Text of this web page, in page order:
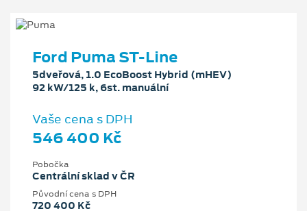
Ford Puma ST-Line
5dveřová, 1.0 EcoBoost Hybrid (mHEV)
92 kW/125 k, 6st. manuální
Vaše cena s DPH
546 400 Kč
Pobočka
Centrální sklad v ČR
Původní cena s DPH
720 400 Kč